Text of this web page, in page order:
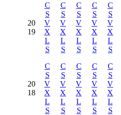
20
19
C
S
V
X
L
S
C
S
V
X
L
S
C
S
V
X
L
S
C
S
V
X
L
S
C
S
V
X
L
S
20
18
C
S
V
X
L
S
C
S
V
X
L
S
C
S
V
X
L
S
C
S
V
X
L
S
C
S
V
X
L
S